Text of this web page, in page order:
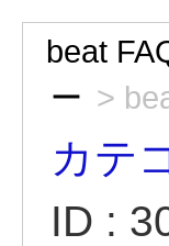
beat
ー >
カテ
ID :